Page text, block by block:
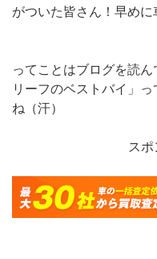
がついた皆さん！早めに
ってことはブログを読
リーフのベストバイ」
ね（汗）
スポ